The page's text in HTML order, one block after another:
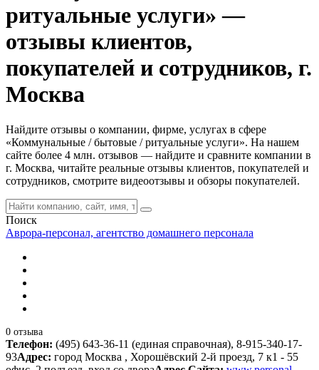
ритуальные услуги» —
отзывы клиентов,
покупателей и сотрудников, г.
Москва
Найдите отзывы о компании, фирме, услугах в сфере
«Коммунальные / бытовые / ритуальные услуги». На нашем
сайте более 4 млн. отзывов — найдите и сравните компании в
г. Москва, читайте реальные отзывы клиентов, покупателей и
сотрудников, смотрите видеоотзывы и обзоры покупателей.
Поиск
Аврора-персонал, агентство домашнего персонала
0 отзыва
Телефон: (495) 643-36-11 (единая справочная), 8-915-340-17-
93Адрес: город Москва , Хорошёвский 2-й проезд, 7 к1 - 55